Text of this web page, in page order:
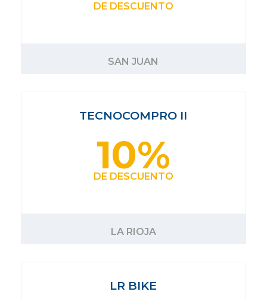
DE DESCUENTO
SAN JUAN
TECNOCOMPRO II
10%
DE DESCUENTO
LA RIOJA
LR BIKE